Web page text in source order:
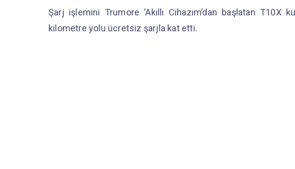
Şarj işlemini Trumore ‘Akıllı Cihazım’dan başlatan T10X
kilometre yolu ücretsiz şarjla kat etti.